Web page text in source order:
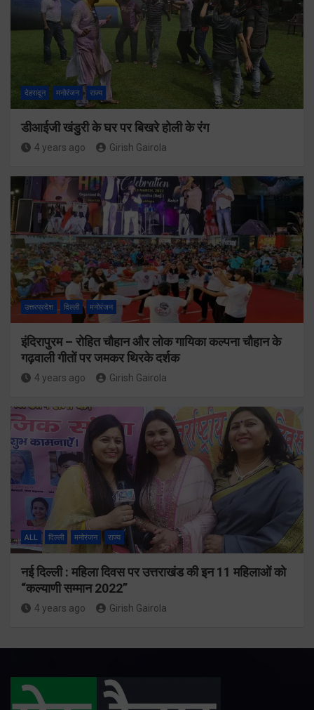
देहरादून मनोरंजन राज्य
डीआईजी खंडुरी के घर पर बिखरे होली के रंग
4 years ago Girish Gairola
उत्तरप्रदेश दिल्ली मनोरंजन
इंदिरापुरम – रोहित चौहान और लोक गायिका कल्पना चौहान के
गढ़वाली गीतों पर जमकर थिरके दर्शक
4 years ago Girish Gairola
ALL दिल्ली मनोरंजन राज्य
नई दिल्ली : महिला दिवस पर उत्तराखंड की इन 11 महिलाओं को
“कल्याणी सम्मान 2022”
4 years ago Girish Gairola